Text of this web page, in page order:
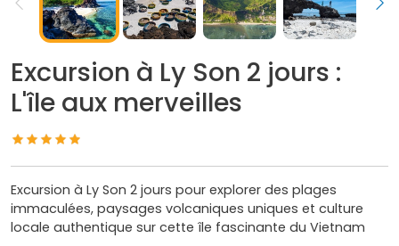
Excursion à Ly Son 2 jours :
L'île aux merveilles
Excursion à Ly Son 2 jours pour explorer des plages
immaculées, paysages volcaniques uniques et culture
locale authentique sur cette île fascinante du Vietnam